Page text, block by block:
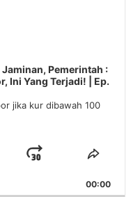
Pemerintah :
Ini Yang Terjadi! | Ep.
jika kur dibawah 100
Jump
Forward
Share
00:00